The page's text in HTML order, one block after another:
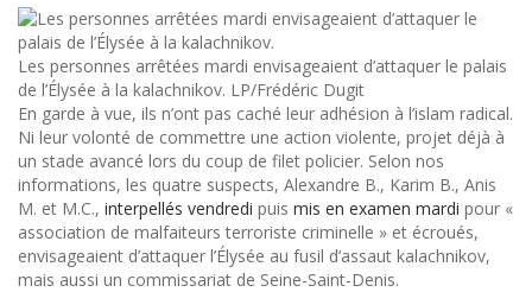
Les personnes arrêtées mardi envisageaient d’attaquer le palais
de l’Élysée à la kalachnikov. LP/Frédéric Dugit
En garde à vue, ils n’ont pas caché leur adhésion à l’islam radical.
Ni leur volonté de commettre une action violente, projet déjà à
un stade avancé lors du coup de filet policier. Selon nos
informations, les quatre suspects, Alexandre B., Karim B., Anis
M. et M.C., interpellés vendredi puis mis en examen mardi pour «
association de malfaiteurs terroriste criminelle » et écroués,
envisageaient d’attaquer l’Élysée au fusil d’assaut kalachnikov,
mais aussi un commissariat de Seine-Saint-Denis.